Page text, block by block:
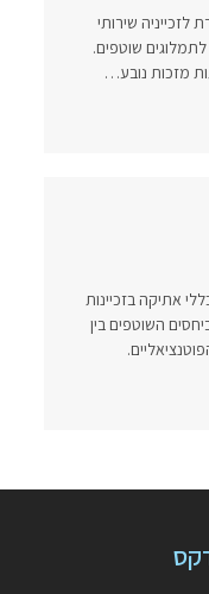
שירותי
שוטפים.
מזכות נובע…
אתיקה בזכיינות
השוטפים בין